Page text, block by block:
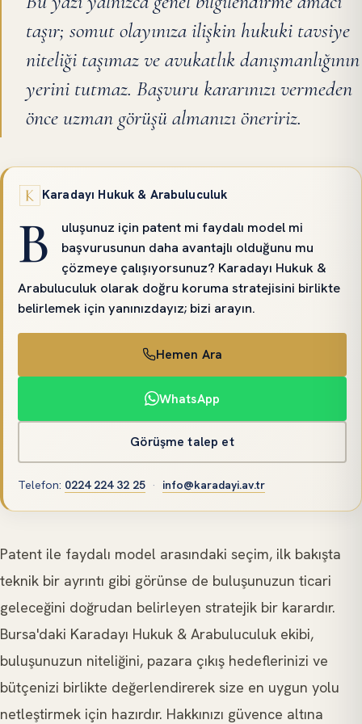
taşır; somut olayınıza ilişkin hukuki tavsiye
niteliği taşımaz ve avukatlık danışmanlığının
yerini tutmaz. Başvuru kararınızı vermeden
önce uzman görüşü almanızı öneririz.
Karadayı Hukuk & Arabuluculuk
B
uluşunuz için patent mi faydalı model mi
başvurusunun daha avantajlı olduğunu mu
çözmeye çalışıyorsunuz? Karadayı Hukuk &
Arabuluculuk olarak doğru koruma stratejisini birlikte
belirlemek için yanınızdayız; bizi arayın.
Hemen Ara
WhatsApp
Görüşme talep et
Telefon: 0224 224 32 25 · info@karadayi.av.tr
Patent ile faydalı model arasındaki seçim, ilk bakışta
teknik bir ayrıntı gibi görünse de buluşunuzun ticari
geleceğini doğrudan belirleyen stratejik bir karardır.
Bursa'daki Karadayı Hukuk & Arabuluculuk ekibi,
buluşunuzun niteliğini, pazara çıkış hedeflerinizi ve
bütçenizi birlikte değerlendirerek size en uygun yolu
netleştirmek için hazırdır. Hakkınızı güvence altına